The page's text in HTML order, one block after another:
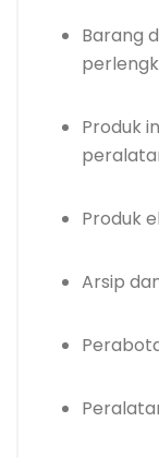
Barang
Produk
Produk
Arsip